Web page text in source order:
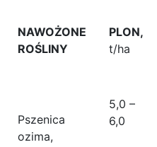
NAWOŻONE
ROŚLINY
PLON,
t/ha
Pszenica
ozima,
5,0 –
6,0